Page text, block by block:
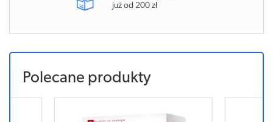
już od 200 zł
Polecane produkty